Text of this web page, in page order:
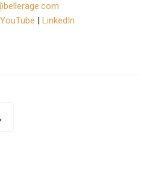
YouTube LinkedIn